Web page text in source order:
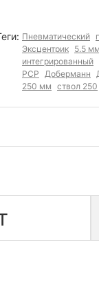
Пневматический
Эксцентрик 5.5 мм
интегрированный
PCP
Доберманн
250 мм ствол 250